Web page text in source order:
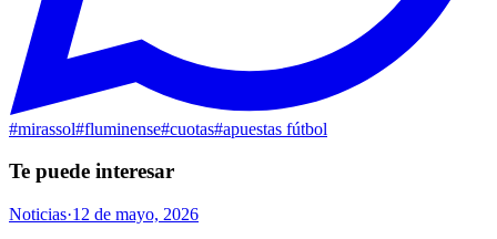
#mirassol#fluminense#cuotas#apuestas fútbol
Te puede interesar
Noticias·12 de mayo, 2026